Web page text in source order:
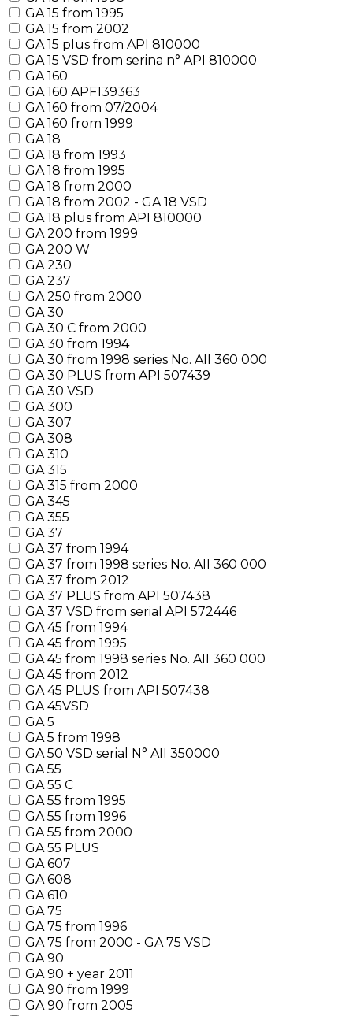
GA 15 from 1995
GA 15 from 2002
GA 15 plus from API 810000
GA 15 VSD from serina n° API 810000
GA 160
GA 160 APF139363
GA 160 from 07/2004
GA 160 from 1999
GA 18
GA 18 from 1993
GA 18 from 1995
GA 18 from 2000
GA 18 from 2002 - GA 18 VSD
GA 18 plus from API 810000
GA 200 from 1999
GA 200 W
GA 230
GA 237
GA 250 from 2000
GA 30
GA 30 C from 2000
GA 30 from 1994
GA 30 from 1998 series No. AII 360 000
GA 30 PLUS from API 507439
GA 30 VSD
GA 300
GA 307
GA 308
GA 310
GA 315
GA 315 from 2000
GA 345
GA 355
GA 37
GA 37 from 1994
GA 37 from 1998 series No. AII 360 000
GA 37 from 2012
GA 37 PLUS from API 507438
GA 37 VSD from serial API 572446
GA 45 from 1994
GA 45 from 1995
GA 45 from 1998 series No. AII 360 000
GA 45 from 2012
GA 45 PLUS from API 507438
GA 45VSD
GA 5
GA 5 from 1998
GA 50 VSD serial N° AII 350000
GA 55
GA 55 C
GA 55 from 1995
GA 55 from 1996
GA 55 from 2000
GA 55 PLUS
GA 607
GA 608
GA 610
GA 75
GA 75 from 1996
GA 75 from 2000 - GA 75 VSD
GA 90
GA 90 + year 2011
GA 90 from 1999
GA 90 from 2005